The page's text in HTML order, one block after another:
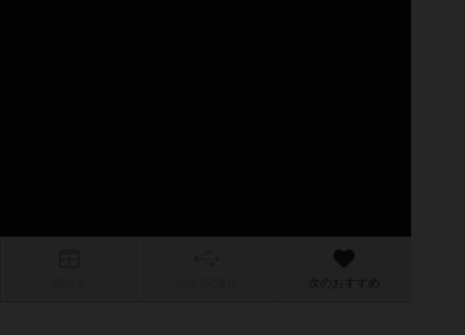
次のおすすめ